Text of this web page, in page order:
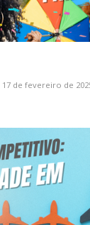
17 de fevereiro de